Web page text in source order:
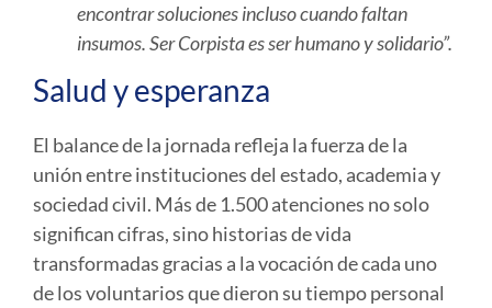
encontrar soluciones incluso cuando faltan
insumos. Ser Corpista es ser humano y solidario”.
Salud y esperanza
El balance de la jornada refleja la fuerza de la
unión entre instituciones del estado, academia y
sociedad civil. Más de 1.500 atenciones no solo
significan cifras, sino historias de vida
transformadas gracias a la vocación de cada uno
de los voluntarios que dieron su tiempo personal